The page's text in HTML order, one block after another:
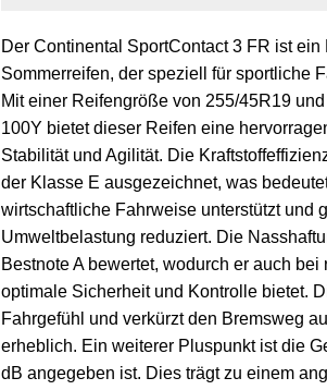
Der Continental SportContact 3 FR ist
Sommerreifen, der speziell für sportliche
Mit einer Reifengröße von 255/45R19
100Y bietet dieser Reifen eine
Stabilität und Agilität. Die
der Klasse E ausgezeichnet, was
wirtschaftliche Fahrweise unterstützt und
Umweltbelastung reduziert. Die
Bestnote A bewertet, wodurch er auch
optimale Sicherheit und Kontrolle bietet.
Fahrgefühl und verkürzt den Bremsweg
erheblich. Ein weiterer Pluspunkt ist die
dB angegeben ist. Dies trägt zu einem